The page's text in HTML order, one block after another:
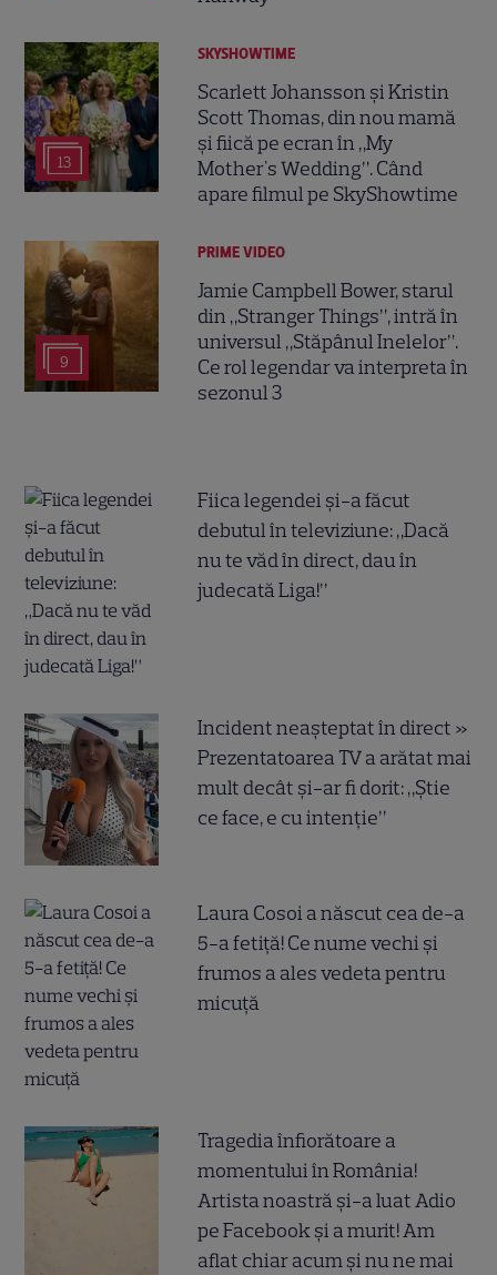
13
SKYSHOWTIME
Scarlett Johansson și Kristin
Scott Thomas, din nou mamă
și fiică pe ecran în „My
Mother's Wedding”. Când
apare filmul pe SkyShowtime
9
PRIME VIDEO
Jamie Campbell Bower, starul
din „Stranger Things”, intră în
universul „Stăpânul Inelelor”.
Ce rol legendar va interpreta în
sezonul 3
Fiica legendei și-a făcut
debutul în televiziune: „Dacă
nu te văd în direct, dau în
judecată Liga!”
Incident neașteptat în direct »
Prezentatoarea TV a arătat mai
mult decât și-ar fi dorit: „Știe
ce face, e cu intenție”
Laura Cosoi a născut cea de-a
5-a fetiță! Ce nume vechi și
frumos a ales vedeta pentru
micuță
Tragedia înfiorătoare a
momentului în România!
Artista noastră și-a luat Adio
pe Facebook și a murit! Am
aflat chiar acum și nu ne mai